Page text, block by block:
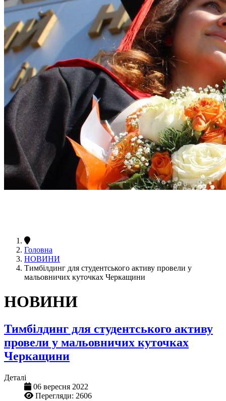
Головна
НОВИНИ
Тимбілдинг для студентського активу провели у
мальовничих куточках Черкащини
НОВИНИ
Тимбілдинг для студентського активу
провели у мальовничих куточках
Черкащини
Деталі
06 вересня 2022
Перегляди: 2606